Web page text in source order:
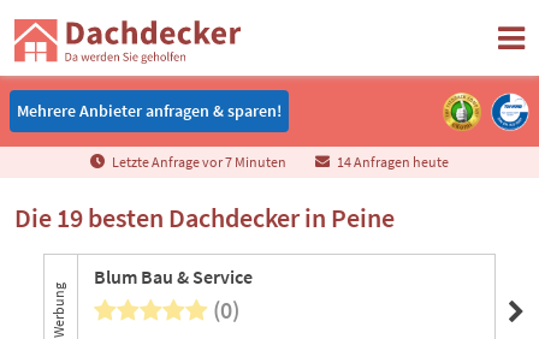
Mehrere Anbieter anfragen & sparen!
Mehrere Anbieter anfragen & sparen!
Letzte Anfrage vor7 Minuten 14 Anfragen heute
Die 19 besten Dachdecker in Peine
Werbung
Blum Bau & Service
(0)